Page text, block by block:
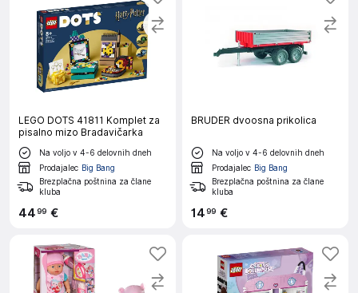
LEGO DOTS 41811 Komplet za
pisalno mizo Bradavičarka
Na voljo v 4-6 delovnih dneh
Prodajalec Big Bang
Brezplačna poštnina za člane
kluba
4499 €
BRUDER dvoosna prikolica
Na voljo v 4-6 delovnih dneh
Prodajalec Big Bang
Brezplačna poštnina za člane
kluba
1499 €